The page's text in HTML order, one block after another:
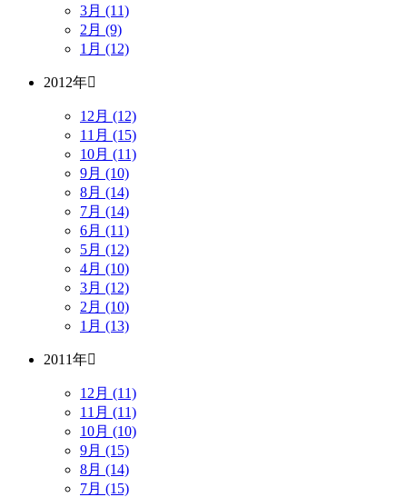
3月 (11)
2月 (9)
1月 (12)
2012年
12月 (12)
11月 (15)
10月 (11)
9月 (10)
8月 (14)
7月 (14)
6月 (11)
5月 (12)
4月 (10)
3月 (12)
2月 (10)
1月 (13)
2011年
12月 (11)
11月 (11)
10月 (10)
9月 (15)
8月 (14)
7月 (15)